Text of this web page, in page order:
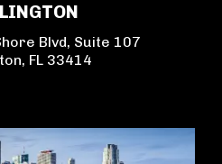
Blvd, Suite 107
FL 33414